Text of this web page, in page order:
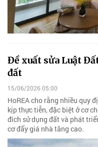
Đề xuất sửa Luật
đất
15/06/2026 05:00
HoREA cho rằng nhiều quy
kịp thực tiễn, đặc biệt ở cơ
đích sử dụng đất và phát
cơ đẩy giá nhà tăng cao.